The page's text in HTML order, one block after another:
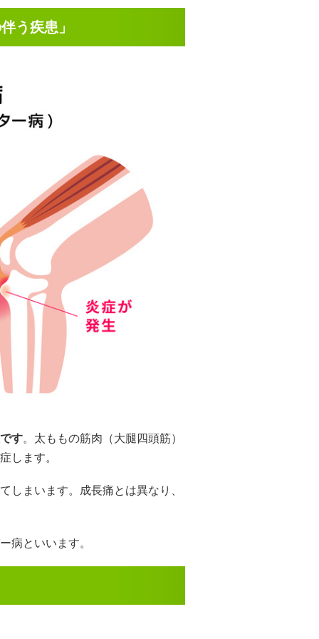
う疾患」
す。太ももの筋肉（大腿四頭筋）
します。
しまいます。成長痛とは異なり、
病といいます。